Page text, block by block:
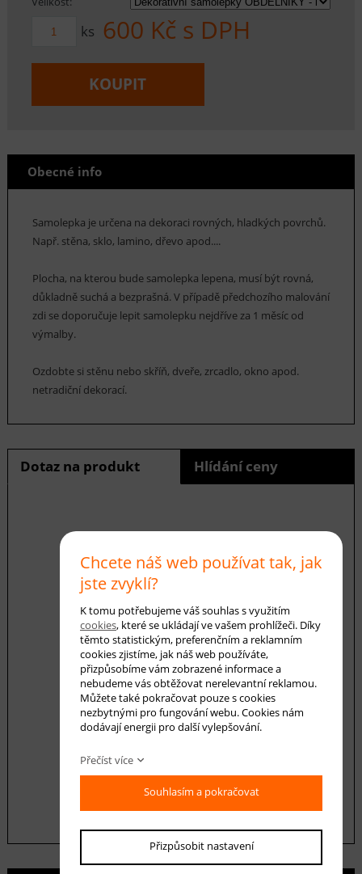
ks 600 Kč s DPH
KOUPIT
Obecné info
Samolepka je určena na dekoraci rovných, hladkých povrchů.
Např. stěna, sklo, lamino, dřevo apod....
Plocha, na kterou bude samolepka lepena, musí být rovná,
důkladně suchá a bezprašná. V případě předchozího malování
zdi se doporučuje lepit samolepku nejdříve za 1 měsíc od
výmalby.
Ozdobte si stěnu nebo skříň, dveře, zrcadlo, okno apod.
netradiční dekorací.
Dotaz na produkt Hlídání ceny
Váš dotaz
Souhlasím se zásadami ochrany
odeslat
Chcete náš web používat tak, jak
jste zvyklí?
K tomu potřebujeme váš souhlas s využitím
cookies, které se ukládají ve vašem prohlížeči. Díky
těmto statistickým, preferenčním a reklamním
cookies zjistíme, jak náš web používáte,
přizpůsobíme vám zobrazené informace a
nebudeme vás obtěžovat nerelevantní reklamou.
Můžete také pokračovat pouze s cookies
nezbytnými pro fungování webu. Cookies nám
dodávají energii pro další vylepšování.
Přečíst více
Souhlasím a pokračovat
Přizpůsobit nastavení